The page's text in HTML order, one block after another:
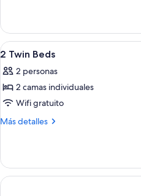
King
Bed
Ver
todas
las
fotos
de
2
12
2 Twin Beds
2 personas
2 camas individuales
Wifi gratuito
Más detalles
Más
Twin
Beds